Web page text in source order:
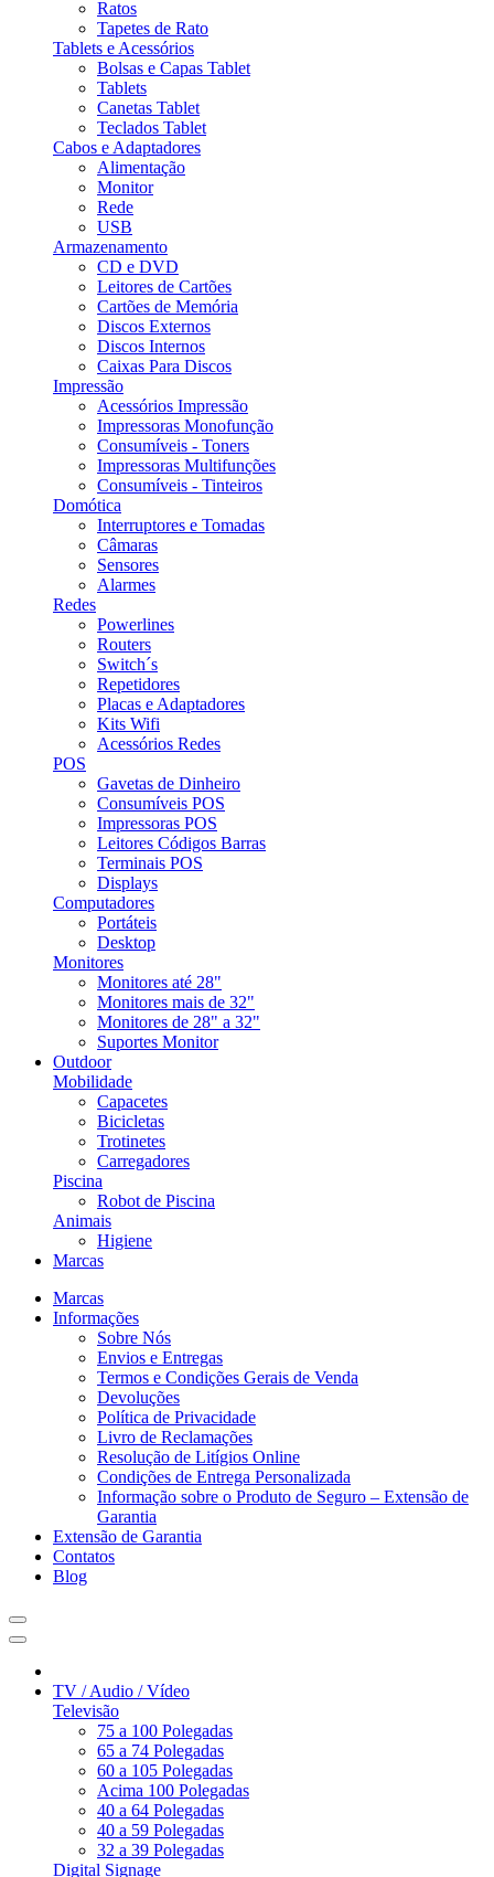
Ratos
Tapetes de Rato
Tablets e Acessórios
Bolsas e Capas Tablet
Tablets
Canetas Tablet
Teclados Tablet
Cabos e Adaptadores
Alimentação
Monitor
Rede
USB
Armazenamento
CD e DVD
Leitores de Cartões
Cartões de Memória
Discos Externos
Discos Internos
Caixas Para Discos
Impressão
Acessórios Impressão
Impressoras Monofunção
Consumíveis - Toners
Impressoras Multifunções
Consumíveis - Tinteiros
Domótica
Interruptores e Tomadas
Câmaras
Sensores
Alarmes
Redes
Powerlines
Routers
Switch´s
Repetidores
Placas e Adaptadores
Kits Wifi
Acessórios Redes
POS
Gavetas de Dinheiro
Consumíveis POS
Impressoras POS
Leitores Códigos Barras
Terminais POS
Displays
Computadores
Portáteis
Desktop
Monitores
Monitores até 28"
Monitores mais de 32"
Monitores de 28" a 32"
Suportes Monitor
Outdoor
Mobilidade
Capacetes
Bicicletas
Trotinetes
Carregadores
Piscina
Robot de Piscina
Animais
Higiene
Marcas
Marcas
Informações
Sobre Nós
Envios e Entregas
Termos e Condições Gerais de Venda
Devoluções
Política de Privacidade
Livro de Reclamações
Resolução de Litígios Online
Condições de Entrega Personalizada
Informação sobre o Produto de Seguro – Extensão de
Garantia
Extensão de Garantia
Contatos
Blog
TV / Audio / Vídeo
Televisão
75 a 100 Polegadas
65 a 74 Polegadas
60 a 105 Polegadas
Acima 100 Polegadas
40 a 64 Polegadas
40 a 59 Polegadas
32 a 39 Polegadas
Digital Signage